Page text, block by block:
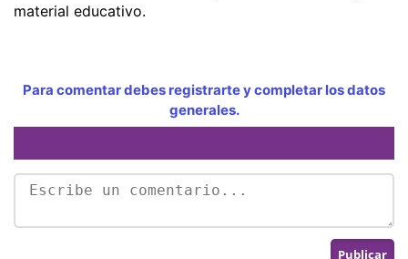
material educativo.
Para comentar debes registrarte y completar los datos
generales.